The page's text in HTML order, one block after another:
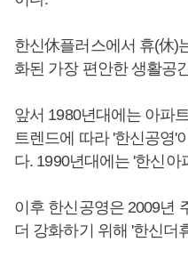
한신休플러스에서 휴(休)
화된 가장 편안한 생활공
앞서 1980년대에는 아파
트렌드에 따라 '한신공영'
다. 1990년대에는 '한신아
이후 한신공영은 2009년
더 강화하기 위해 '한신더